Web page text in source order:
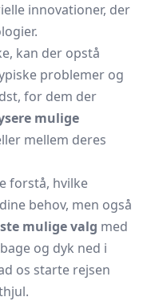
innovationer, der
kan der opstå
problemer og
for dem der
mulige
mellem deres
forstå, hvilke
behov, men også
mulige valg med
og dyk ned i
os starte rejsen